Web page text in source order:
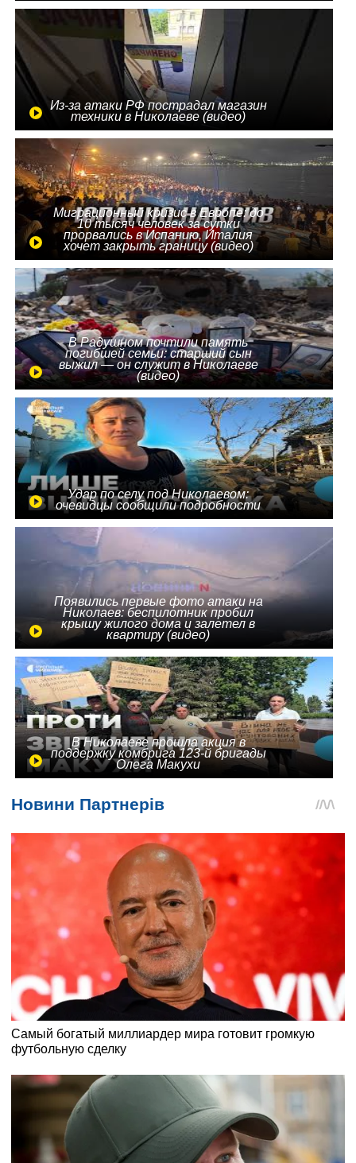
Из-за атаки РФ пострадал магазин
техники в Николаеве (видео)
Миграционный кризис в Европе: до
10 тысяч человек за сутки
прорвались в Испанию, Италия
хочет закрыть границу (видео)
В Радушном почтили память
погибшей семьи: старший сын
выжил — он служит в Николаеве
(видео)
Удар по селу под Николаевом:
очевидцы сообщили подробности
Появились первые фото атаки на
Николаев: беспилотник пробил
крышу жилого дома и залетел в
квартиру (видео)
В Николаеве прошла акция в
поддержку комбрига 123-й бригады
Олега Макухи